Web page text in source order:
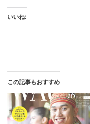
いいね:
この記事もおすすめ